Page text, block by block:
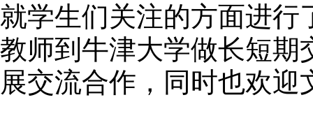
就学生们关注的方面进行
教师到牛津大学做长短期
展交流合作，同时也欢